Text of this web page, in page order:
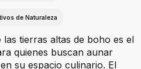
de Naturaleza
las tierras altas de boho es el
quienes buscan aunar
su espacio culinario. El